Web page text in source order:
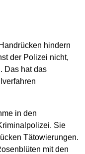
hindern
der Polizei nicht,
Das hat das
in den
Sie
Tätowierungen.
mit den